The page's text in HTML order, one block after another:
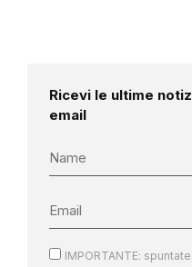
Ricevi le ultime
email
IMPORTANTE: